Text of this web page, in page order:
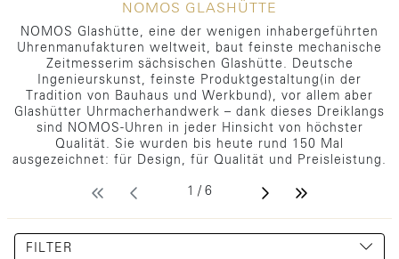
NOMOS GLASHÜTTE
NOMOS Glashütte, eine der wenigen inhabergeführten
Uhrenmanufakturen weltweit, baut feinste mechanische
Zeitmesserim sächsischen Glashütte. Deutsche
Ingenieurskunst, feinste Produktgestaltung(in der
Tradition von Bauhaus und Werkbund), vor allem aber
Glashütter Uhrmacherhandwerk – dank dieses Dreiklangs
sind NOMOS-Uhren in jeder Hinsicht von höchster
Qualität. Sie wurden bis heute rund 150 Mal
ausgezeichnet: für Design, für Qualität und Preisleistung.
1 / 6
FILTER